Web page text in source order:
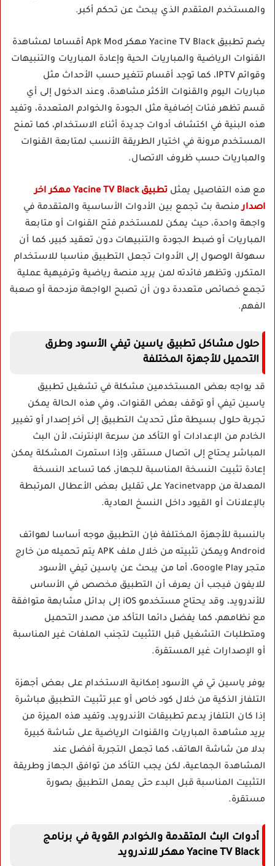
والمستخدم المتقدم الذي يبحث عن تحكم أكبر.
يضم تطبيق Yacine TV Black مهكر Apk Mod أقساما لمشاهدة
القنوات الرياضية والمباريات الحية وإعادة المباريات والتنبيهات
وقوائم IPTV، كما توجد أقسام تتغير حسب الأحداث مثل
مباريات اليوم والقنوات الأكثر مشاهدة، وعند الدخول إلى أي
قسم تظهر فئات إضافية مثل الجودة والخوادم المتعددة، وتفيد
هذه البنية في اكتشاف أدوات جديدة أثناء الاستخدام، كما تمنح
المستخدم مرونة في اختيار الطريقة الأنسب لمتابعة القنوات
والمباريات حسب ظروف الاتصال.
مع هذه التفاصيل يمثل
تطبيق Yacine TV Black مهكر اخر
اصدارمنصة بث تجمع بين الأدوات الأساسية والمتقدمة في
واجهة واحدة، حيث يمكن للمستخدم فتح القنوات أو متابعة
المباريات أو ضبط الجودة والتنبيهات دون تعقيد كبير، كما أن
سهولة الوصول إلى الأدوات تجعل التطبيق مناسبا للاستخدام
المتكرر، وتظهر فائدته لمن يريد منصة رياضية وترفيهية عملية
تجمع خصائص متعددة دون أن تصبح الواجهة مزدحمة أو صعبة
الفهم.
حلول مشاكل تطبيق ياسين تيفي الأسود وطرق
التحميل للأجهزة المختلفة
قد يواجه بعض المستخدمين مشكلة في تشغيل تطبيق
ياسين تيفي أو توقف بعض القنوات، وفي هذه الحالة يمكن
تجربة حلول بسيطة مثل تحديث التطبيق إلى آخر إصدار أو تغيير
الخادم من الإعدادات أو التأكد من سرعة الإنترنت، لأن البث
المباشر يحتاج إلى اتصال مستقر، وإذا استمرت المشكلة يمكن
إعادة تثبيت النسخة المناسبة للجهاز، كما تساعد النسخة
المعدلة من Yacinetvapp على تقليل بعض الأعطال المرتبطة
بالإعلانات أو القيود داخل النسخ العادية.
بالنسبة للأجهزة المختلفة فإن التطبيق موجه أساسا لهواتف
Android ويمكن تثبيته من خلال ملف APK يتم تحميله من خارج
متجر Google Play، أما من يبحث عن ياسين تيفي الأسود
للايفون فيجب أن يعرف أن التطبيق مخصص في الأساس
للأندرويد، وقد يحتاج مستخدمو iOS إلى بدائل مشابهة متوافقة
مع نظامهم، كما يفضل دائما التأكد من مصدر التحميل
ومتطلبات التشغيل قبل التثبيت لتجنب الملفات غير المناسبة
أو الإصدارات غير المستقرة.
يوفر ياسين تي في الأسود إمكانية الاستخدام على بعض أجهزة
التلفاز الذكية من خلال كود خاص أو عبر تثبيت التطبيق مباشرة
إذا كان التلفاز يدعم تطبيقات الأندرويد، وتفيد هذه الميزة من
يريد مشاهدة المباريات والقنوات الرياضية على شاشة كبيرة
بدلا من شاشة الهاتف، كما تجعل التجربة أفضل عند
المشاهدة الجماعية، لكن يجب التأكد من توافق الجهاز وطريقة
التثبيت المناسبة قبل البدء حتى يعمل التطبيق بصورة
مستقرة.
أدوات البث المتقدمة والخوادم القوية في برنامج
Yacine TV Black مهكر للاندرويد